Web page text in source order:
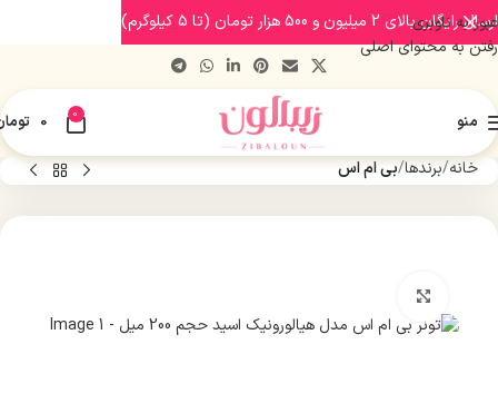
عبور به ناوبری
رفتن به محتوای اصلی
منو 0
0
خانه برندها بی ام اس
ارسال رایگان بالای 2 میلیون و 500 هزار تومان (تا 5 کیلوگرم)